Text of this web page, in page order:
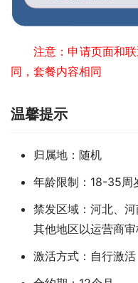
注意：申请页面和
同，套餐内容相同
温馨提示
归属地：随机
年龄限制：18-35周
禁发区域：河北、
其他地区以运营商
激活方式：自行激活